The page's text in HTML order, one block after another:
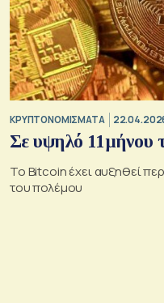
KΡΥΠΤΟΝΟΜΙΣΜΑΤΑ
Σε υψηλό 11μήνου
Το Bitcoin έχει αυξηθεί
του πολέμου